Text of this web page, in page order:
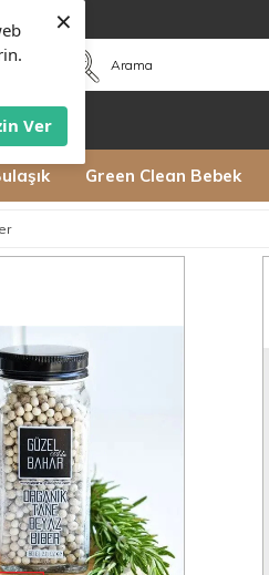
Ver
×
Green Clean Bebek